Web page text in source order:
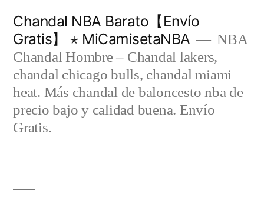
contenido
Chandal NBA Barato【Envío
Gratis】 ⋆ MiCamisetaNBA
NBA
Chandal Hombre – Chandal lakers,
chandal chicago bulls, chandal miami
heat. Más chandal de baloncesto nba de
precio bajo y calidad buena. Envío
Gratis.